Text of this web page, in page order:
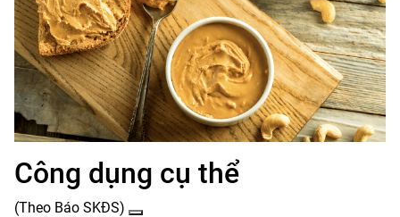
Công dụng cụ thể
(Theo Báo SKĐS)